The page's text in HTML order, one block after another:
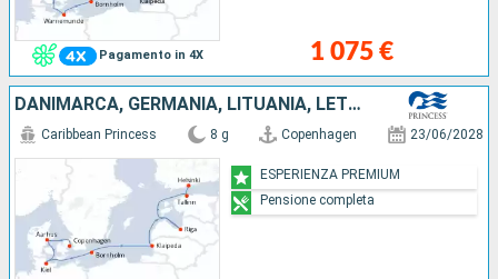
Pagamento in 4X 1 075 €
DANIMARCA, GERMANIA, LITUANIA, LETTONIA, ESTONIA, FINLANDIA
Caribbean Princess 8 g Copenhagen 23/06/2028
ESPERIENZA PREMIUM
Pensione completa